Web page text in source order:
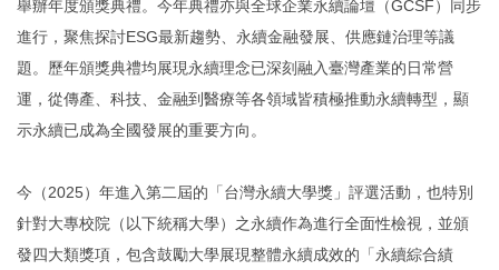
舉辦年度頒獎典禮。今年典禮亦與全球企業永續論壇（GCSF）同步
進行，聚焦探討ESG最新趨勢、永續金融發展、供應鏈治理等議
題。歷年頒獎典禮均展現永續理念已深刻融入臺灣產業的日常營
運，從傳產、科技、金融到醫療等各領域皆積極推動永續轉型，顯
示永續已成為全國發展的重要方向。
今（2025）年進入第二屆的「台灣永續大學獎」評選活動，也特別
針對大專校院（以下統稱大學）之永續作為進行全面性檢視，並頒
發四大類獎項，包含鼓勵大學展現整體永續成效的「永續綜合績